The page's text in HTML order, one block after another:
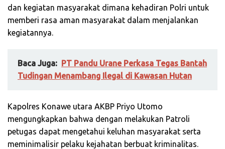
dan kegiatan masyarakat dimana kehadiran Polri untuk
memberi rasa aman masyarakat dalam menjalankan
kegiatannya.
Baca Juga: PT Pandu Urane Perkasa Tegas Bantah
Tudingan Menambang Ilegal di Kawasan Hutan
Kapolres Konawe utara AKBP Priyo Utomo
mengungkapkan bahwa dengan melakukan Patroli
petugas dapat mengetahui keluhan masyarakat serta
meminimalisir pelaku kejahatan berbuat kriminalitas.